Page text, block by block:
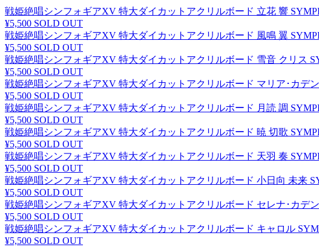
戦姫絶唱シンフォギアXV 特大ダイカットアクリルボード 立花 響
¥5,500 SOLD OUT
戦姫絶唱シンフォギアXV 特大ダイカットアクリルボード 風鳴 翼
¥5,500 SOLD OUT
戦姫絶唱シンフォギアXV 特大ダイカットアクリルボード 雪音 クリス
¥5,500 SOLD OUT
戦姫絶唱シンフォギアXV 特大ダイカットアクリルボード マリア･カデ
¥5,500 SOLD OUT
戦姫絶唱シンフォギアXV 特大ダイカットアクリルボード 月読 調
¥5,500 SOLD OUT
戦姫絶唱シンフォギアXV 特大ダイカットアクリルボード 暁 切歌
¥5,500 SOLD OUT
戦姫絶唱シンフォギアXV 特大ダイカットアクリルボード 天羽 奏
¥5,500 SOLD OUT
戦姫絶唱シンフォギアXV 特大ダイカットアクリルボード 小日向 未来
¥5,500 SOLD OUT
戦姫絶唱シンフォギアXV 特大ダイカットアクリルボード セレナ･カデ
¥5,500 SOLD OUT
戦姫絶唱シンフォギアXV 特大ダイカットアクリルボード キャロル
¥5,500 SOLD OUT